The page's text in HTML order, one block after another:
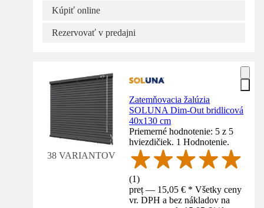
Kúpiť online
Rezervovať v predajni
38 VARIANTOV
Zatemňovacia žalúzia
SOLUNA Dim-Out bridlicová
40x130 cm
Priemerné hodnotenie: 5 z 5
hviezdičiek. 1 Hodnotenie.
(1)
preț — 15,05 € * Všetky ceny
vr. DPH a bez nákladov na